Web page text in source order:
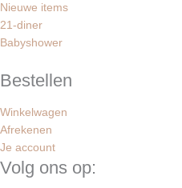
Nieuwe items
21-diner
Babyshower
Bestellen
Winkelwagen
Afrekenen
Je account
Volg ons op: